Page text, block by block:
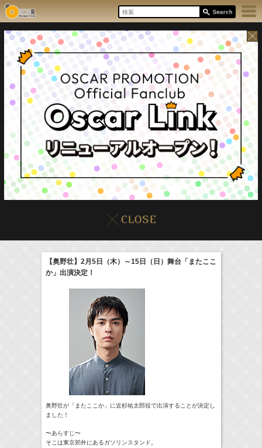
本日の出演情報8/7(Fri) イベント販売情報
Tシャツが乾くまで
> More
【奥野壮】2月5日（木）～15日（日）舞台「またここ
か」出演決定！
奥野壮が「またここか」に近杉祐太郎役で出演することが決定し
ました！
〜あらすじ〜
そこは東京郊外にあるガソリンスタンド。